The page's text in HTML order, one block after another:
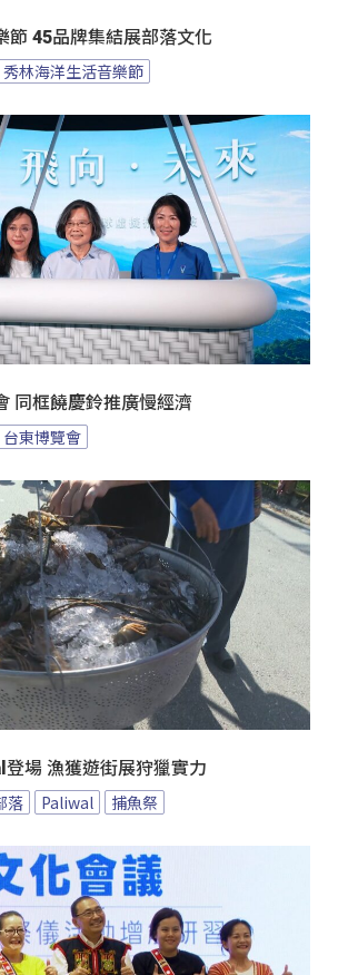
節 45品牌集結展部落文化
秀林海洋生活音樂節
同框饒慶鈴推廣慢經濟
台東博覽會
場 漁獲遊街展狩獵實力
落 Paliwal 捕魚祭